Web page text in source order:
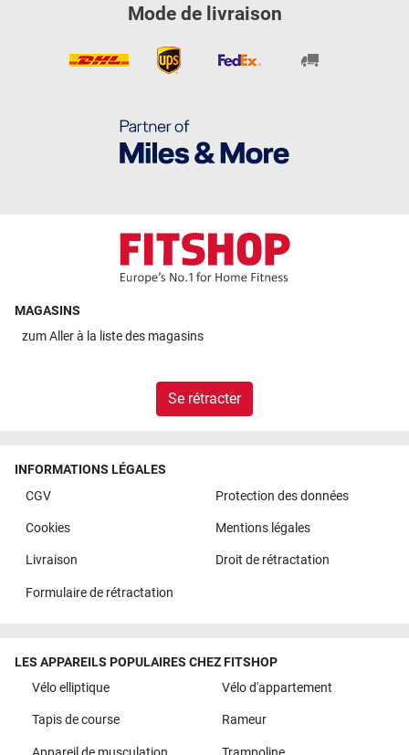
Mode de livraison
MAGASINS
zumAller à la liste des magasins
Se rétracter
INFORMATIONS LÉGALES
CGV
Protection des données
Cookies Mentions légales
Livraison Droit de rétractation
Formulaire de rétractation
LES APPAREILS POPULAIRES CHEZ FITSHOP
Vélo elliptique
Vélo d'appartement
Tapis de course Rameur